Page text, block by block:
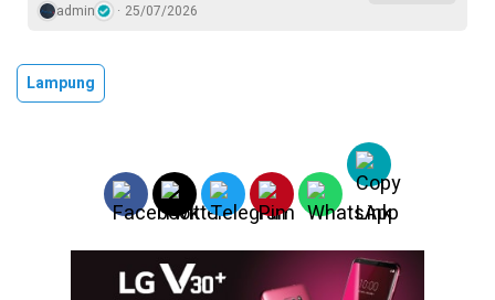
admin 25/07/2026
Lampung